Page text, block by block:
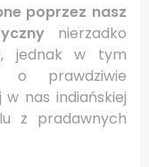
poprzez nasz
nierzadko
jednak w tym
o prawdziwie
nas indiańskiej
z pradawnych